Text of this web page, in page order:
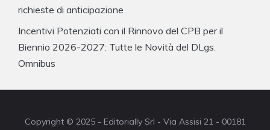
richieste di anticipazione
Incentivi Potenziati con il Rinnovo del CPB per il
Biennio 2026-2027: Tutte le Novità del DLgs.
Omnibus
Copyright © 2025 - Editorially Srl - Via Assisi 21 - 00181